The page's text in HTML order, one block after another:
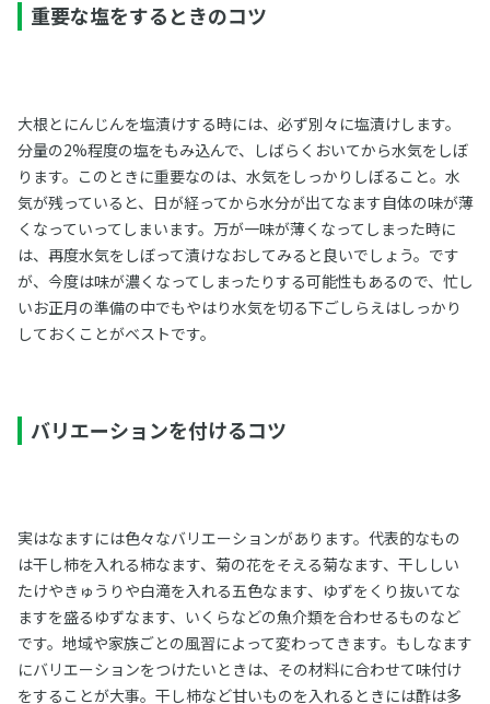
重要な塩をするときのコツ
大根とにんじんを塩漬けする時には、必ず別々に塩漬けします。
分量の2%程度の塩をもみ込んで、しばらくおいてから水気をしぼ
ります。このときに重要なのは、水気をしっかりしぼること。水
気が残っていると、日が経ってから水分が出てなます自体の味が薄
くなっていってしまいます。万が一味が薄くなってしまった時に
は、再度水気をしぼって漬けなおしてみると良いでしょう。です
が、今度は味が濃くなってしまったりする可能性もあるので、忙し
いお正月の準備の中でもやはり水気を切る下ごしらえはしっかり
しておくことがベストです。
バリエーションを付けるコツ
実はなますには色々なバリエーションがあります。代表的なもの
は干し柿を入れる柿なます、菊の花をそえる菊なます、干ししい
たけやきゅうりや白滝を入れる五色なます、ゆずをくり抜いてな
ますを盛るゆずなます、いくらなどの魚介類を合わせるものなど
です。地域や家族ごとの風習によって変わってきます。もしなます
にバリエーションをつけたいときは、その材料に合わせて味付け
をすることが大事。干し柿など甘いものを入れるときには酢は多